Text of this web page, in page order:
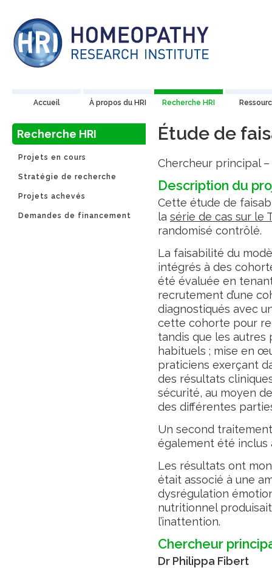
Accueil À propos du HRI Recherche HRI
Recherche HRI
Projets en cours
Stratégie de recherche
Projets achevés
Demandes de financement
Étude de
Chercheur principal
Description du
Cette étude de
la série de cas sur le
randomisé contrôlé.
La faisabilité du
intégrés à des
été évaluée en
recrutement d’une
diagnostiqués avec
cette cohorte pour
tandis que les autres
habituels ; mise en
praticiens exerçant
des résultats
sécurité, au moyen
des différentes
Un second
également été inclus
Les résultats ont
était associé à une
dysrégulation
nutritionnel
l’inattention.
Chercheur
Dr Philippa Fibert